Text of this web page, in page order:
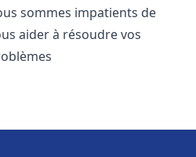
sommes impatients de
aider à résoudre vos